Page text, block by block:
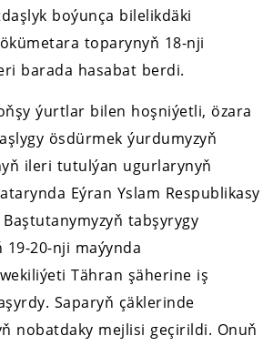
boýunça bilelikdäki
toparynyň 18-nji
barada hasabat berdi.
ýurtlar bilen hoşniýetli, özara
ösdürmek ýurdumyzyň
ileri tutulýan ugurlarynyň
Eýran Yslam Respublikasy
tabşyrygy
19-20-nji maýynda
Tähran şäherine iş
Saparyň çäklerinde
nobatdaky mejlisi geçirildi. Onuň